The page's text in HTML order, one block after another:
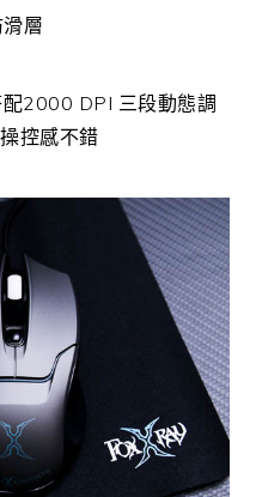
層
2000 DPI 三段動態調
控感不錯